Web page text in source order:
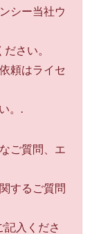
シー当社ウ
さい。
頼はライセ
。.
ご質問、エ
するご質問
記入くださ